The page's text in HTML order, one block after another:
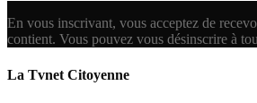
En vous inscrivant, vous acceptez de
contient. Vous pouvez vous désinscrire à
La Tvnet Citoyenne